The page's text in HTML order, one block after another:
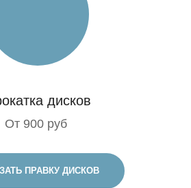
дисков
От 900 руб
ПРАВКУ ДИСКОВ